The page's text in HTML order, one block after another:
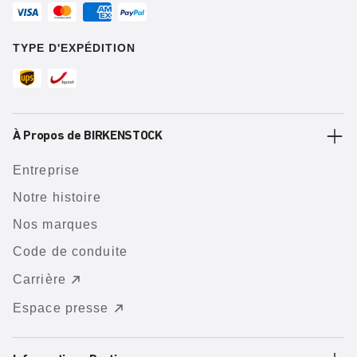
TYPE D'EXPÉDITION
À Propos de BIRKENSTOCK
Entreprise
Notre histoire
Nos marques
Code de conduite
Carrière
Espace presse